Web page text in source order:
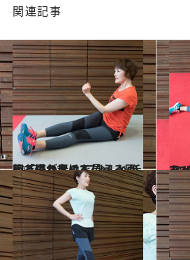
関連記事
2017.5.21
後ろ姿が老けて見える原因「垂れ尻」を なんとかしたいときの3ストレッチ
ライフスタイル あったは
ラ